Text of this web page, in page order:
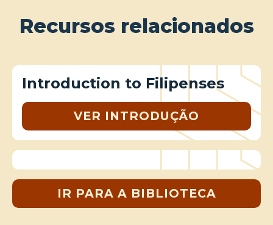
Recursos relacionados
Introduction to Filipenses
VER INTRODUÇÃO
IR PARA A BIBLIOTECA